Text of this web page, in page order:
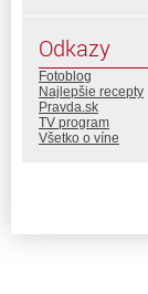
Odkazy
Fotoblog
Najlepšie recepty
Pravda.sk
TV program
Všetko o víne